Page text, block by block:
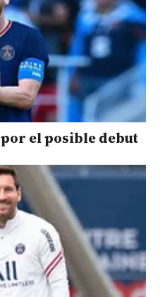
el posible debut